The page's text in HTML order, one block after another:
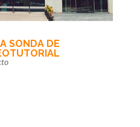
SONDA DE